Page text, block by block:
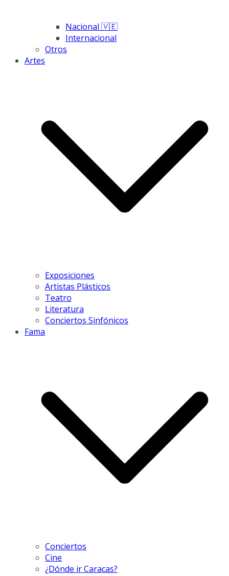
Nacional 🇻🇪
Internacional
Otros
Artes
Exposiciones
Artistas Plásticos
Teatro
Literatura
Conciertos Sinfónicos
Fama
Conciertos
Cine
¿Dónde ir Caracas?